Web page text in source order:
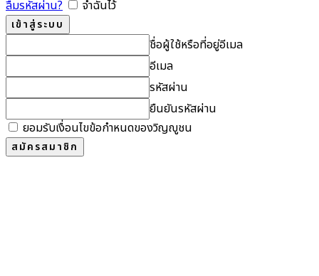
ลืมรหัสผ่าน?
จำฉันไว้
ชื่อผู้ใช้หรือที่อยู่อีเมล
อีเมล
รหัสผ่าน
ยืนยันรหัสผ่าน
ยอมรับเงื่อนไขข้อกำหนดของวิญญูชน